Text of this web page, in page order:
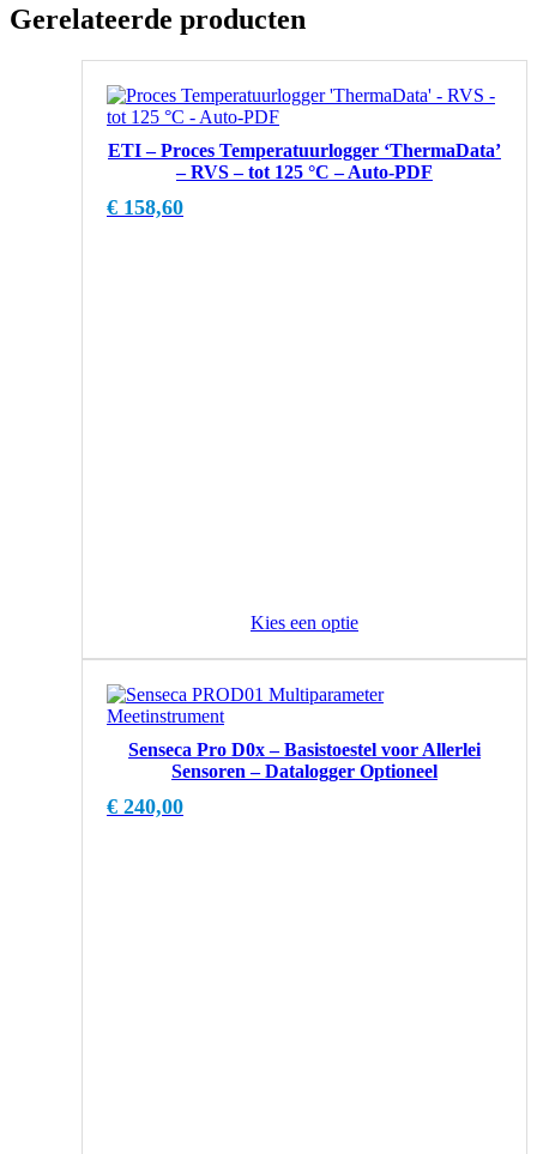
Gerelateerde producten
ETI – Proces Temperatuurlogger ‘ThermaData’
– RVS – tot 125 °C – Auto-PDF
€ 158,60
Kies een optie
Senseca Pro D0x – Basistoestel voor Allerlei
Sensoren – Datalogger Optioneel
€ 240,00